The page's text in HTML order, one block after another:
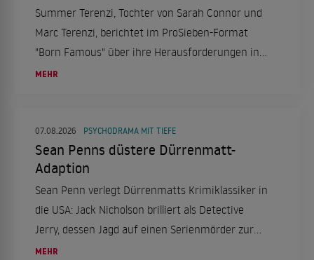
Summer Terenzi, Tochter von Sarah Connor und
Marc Terenzi, berichtet im ProSieben-Format
"Born Famous" über ihre Herausforderungen in
der Schule aufgrund von Legasthenie und ihren
MEHR
07.08.2026 PSYCHODRAMA MIT TIEFE
Sean Penns düstere Dürrenmatt-
Adaption
Sean Penn verlegt Dürrenmatts Krimiklassiker in
die USA: Jack Nicholson brilliert als Detective
Jerry, dessen Jagd auf einen Serienmörder zur
Obsession wird. Ein düsteres Psychodrama, das
MEHR